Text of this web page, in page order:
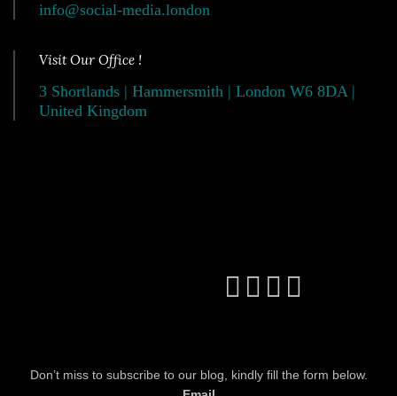
info@social-media.london
Visit Our Office !
3 Shortlands | Hammersmith | London W6 8DA |
United Kingdom
Don’t miss to subscribe to our blog, kindly fill the form below.